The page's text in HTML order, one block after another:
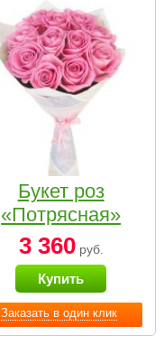
Заказать в один клик
Букет роз
«Потрясная»
3 360руб.
Купить